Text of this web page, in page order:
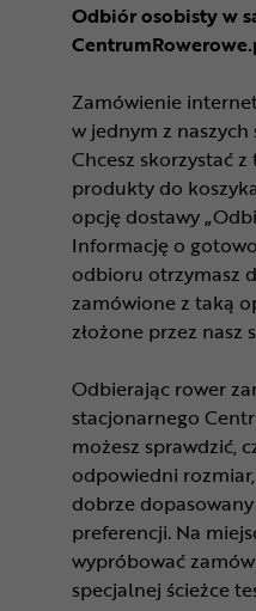
Odbiór osobisty w
Zamówienie
w jednym z
Chcesz skorzystać
produkty do
opcję dostawy
Informację o
odbioru otrzymasz
zamówione z taką
złożone przez nasz
Odbierając rower
stacjonarnego
możesz sprawdzić,
odpowiedni
dobrze
preferencji. Na
wypróbować
specjalnej ścieżce